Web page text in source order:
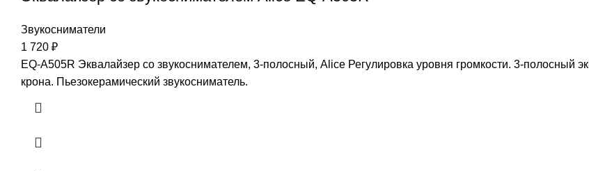
Звукосниматели
1 720 ₽
EQ-A505R Эквалайзер со звукоснимателем, 3-полосный, Alice Регулировка уровня громкости. 3-полосный
крона. Пьезокерамический звукосниматель.